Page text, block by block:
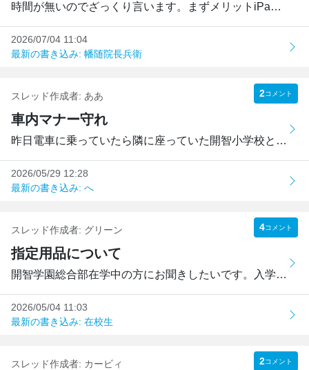
時間が無いのでざっくり言います。まずメリットiPadやスクリ...
2026/07/04 11:04
最新の書き込み: 幡随院長兵衛
スレッド作成者: ああ 2コメント
車内マナー守れ
昨日電車に乗っていたら隣に座っていた開智小学校と思われる...
2026/05/29 12:28
最新の書き込み: へ
スレッド作成者: グリーン 4コメント
指定用品について
開智学園総合部在学中の方にお聞きしたいです。入学後指定用...
2026/05/04 11:03
最新の書き込み: 在校生
スレッド作成者: カービィ 2コメント